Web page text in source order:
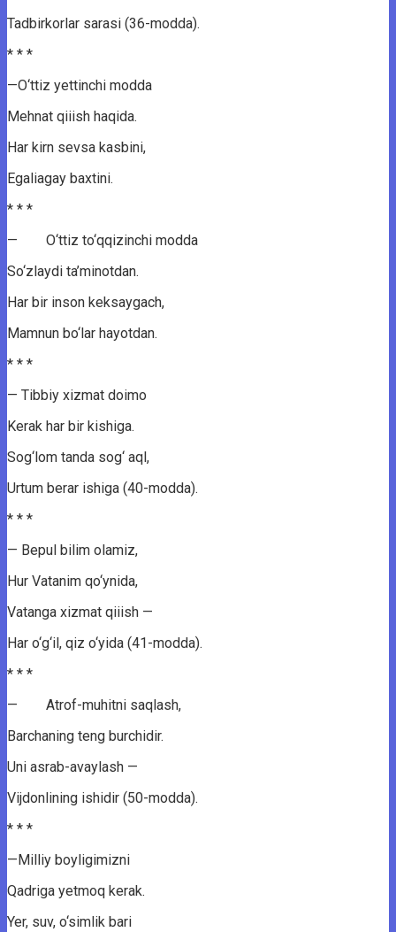
Tadbirkorlar sarasi (36-modda).
* * *
—O‘ttiz yettinchi modda
Mehnat qiiish haqida.
Har kirn sevsa kasbini,
Egaliagay baxtini.
* * *
— O‘ttiz to‘qqizinchi modda
So‘zlaydi ta’minotdan.
Har bir inson keksaygach,
Mamnun bo‘lar hayotdan.
* * *
— Tibbiy xizmat doimo
Kerak har bir kishiga.
Sog‘lom tanda sog‘ aql,
Urtum berar ishiga (40-modda).
* * *
— Bepul bilim olamiz,
Hur Vatanim qo‘ynida,
Vatanga xizmat qiiish —
Har o‘g‘il, qiz o‘yida (41-modda).
* * *
— Atrof-muhitni saqlash,
Barchaning teng burchidir.
Uni asrab-avaylash —
Vijdonlining ishidir (50-modda).
* * *
—Milliy boyligimizni
Qadriga yetmoq kerak.
Yer, suv, o‘simlik bari